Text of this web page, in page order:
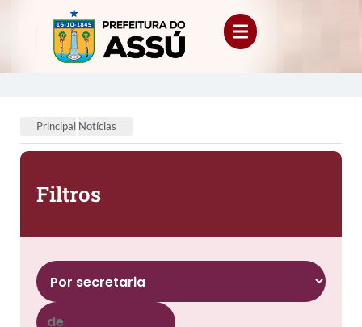
Principal Notícias
Filtros